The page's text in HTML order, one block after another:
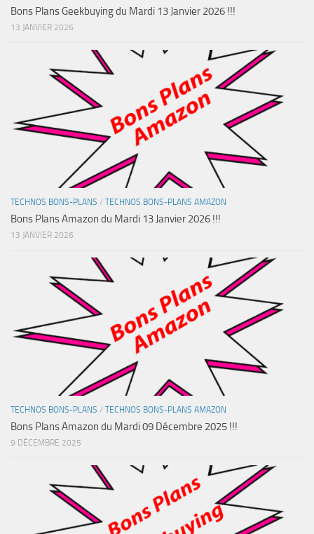
Bons Plans Geekbuying du Mardi 13 Janvier 2026 !!!
13 JANVIER 2026
TECHNOS BONS-PLANS / TECHNOS BONS-PLANS AMAZON
Bons Plans Amazon du Mardi 13 Janvier 2026 !!!
13 JANVIER 2026
TECHNOS BONS-PLANS / TECHNOS BONS-PLANS AMAZON
Bons Plans Amazon du Mardi 09 Décembre 2025 !!!
9 DÉCEMBRE 2025